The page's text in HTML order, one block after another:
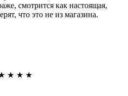
смотрится как настоящая,
что это не из магазина.
★ ★ ★